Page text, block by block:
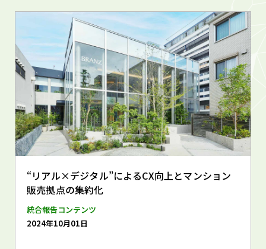
“リアル×デジタル”によるCX向上とマンション
販売拠点の集約化
統合報告コンテンツ
2024年10月01日